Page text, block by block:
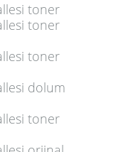
toner
toner
toner
dolum
toner